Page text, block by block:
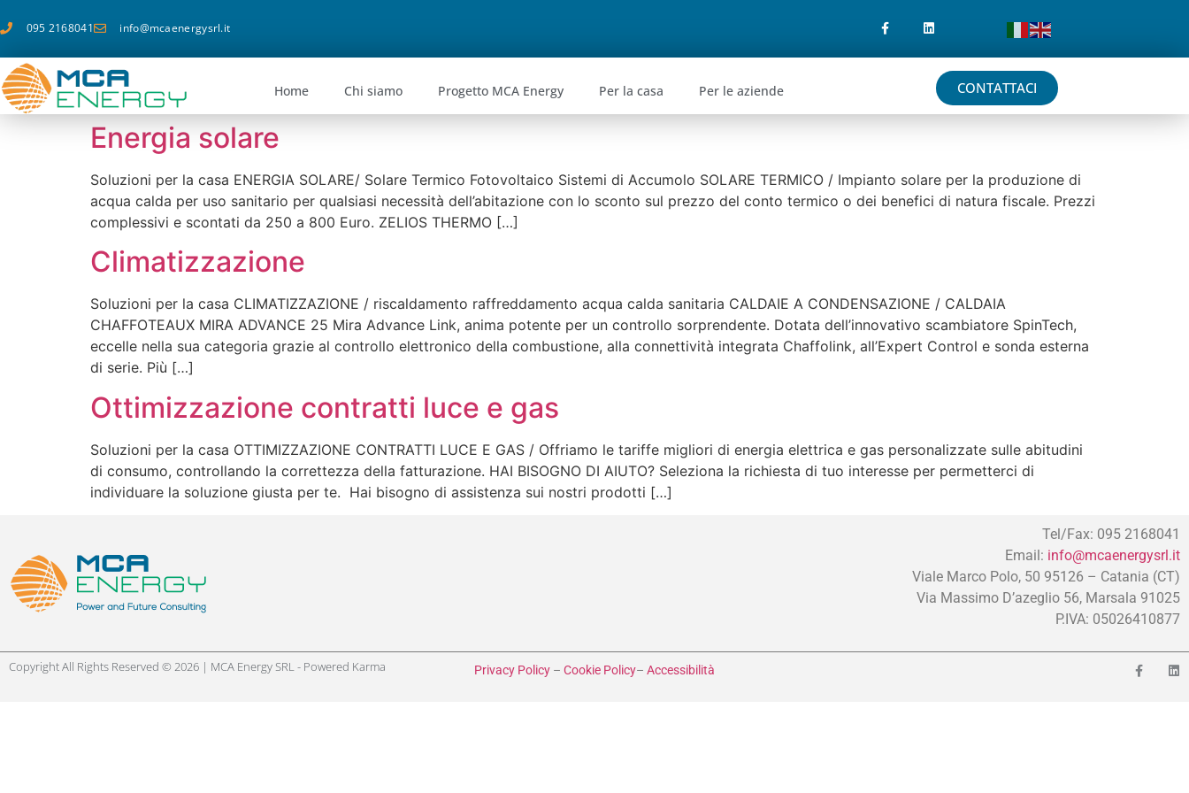
095 2168041 info@mcaenergysrl.it
Home Chi siamo Progetto MCA Energy Per la casa Per le aziende CONTATTACI
Energia solare
Soluzioni per la casa ENERGIA SOLARE/ Solare Termico Fotovoltaico Sistemi di Accumolo SOLARE TERMICO / Impianto solare per la produzione di
acqua calda per uso sanitario per qualsiasi necessità dell’abitazione con lo sconto sul prezzo del conto termico o dei benefici di natura fiscale. Prezzi
complessivi e scontati da 250 a 800 Euro. ZELIOS THERMO […]
Climatizzazione
Soluzioni per la casa CLIMATIZZAZIONE / riscaldamento raffreddamento acqua calda sanitaria CALDAIE A CONDENSAZIONE / CALDAIA
CHAFFOTEAUX MIRA ADVANCE 25 Mira Advance Link, anima potente per un controllo sorprendente. Dotata dell’innovativo scambiatore SpinTech,
eccelle nella sua categoria grazie al controllo elettronico della combustione, alla connettività integrata Chaffolink, all’Expert Control e sonda esterna
di serie. Più […]
Ottimizzazione contratti luce e gas
Soluzioni per la casa OTTIMIZZAZIONE CONTRATTI LUCE E GAS / Offriamo le tariffe migliori di energia elettrica e gas personalizzate sulle abitudini
di consumo, controllando la correttezza della fatturazione. HAI BISOGNO DI AIUTO? Seleziona la richiesta di tuo interesse per permetterci di
individuare la soluzione giusta per te. Hai bisogno di assistenza sui nostri prodotti […]
Tel/Fax: 095 2168041
Email: info@mcaenergysrl.it
Viale Marco Polo, 50 95126 – Catania (CT)
Via Massimo D’azeglio 56, Marsala 91025
P.IVA: 05026410877
Copyright All Rights Reserved © 2026 | MCA Energy SRL - Powered Karma Privacy Policy– Cookie Policy– Accessibilità